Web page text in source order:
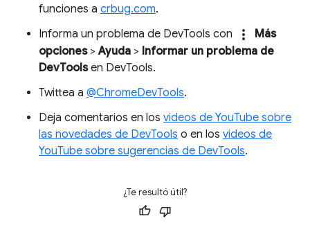
funciones a crbug.com.
Informa un problema de DevTools con
more_vert
Más
opciones>Ayuda > Informar un problema de
DevToolsen DevTools.
Twittea a @ChromeDevTools.
Deja comentarios en los videos de YouTube sobre
las novedades de DevTools o en los videos de
YouTube sobre sugerencias de DevTools.
¿Te resultó útil?